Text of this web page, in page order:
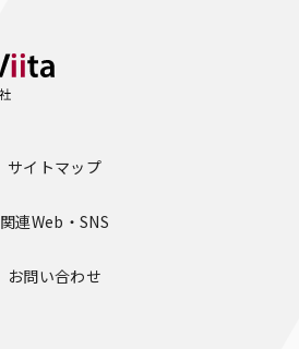
サイトマップ
関連Web・SNS
お問い合わせ